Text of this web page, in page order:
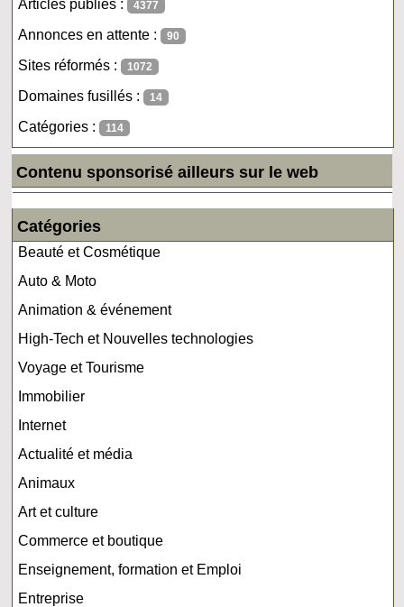
Articles publiés : 4377
Annonces en attente : 90
Sites réformés : 1072
Domaines fusillés : 14
Catégories : 114
Contenu sponsorisé ailleurs sur le web
Catégories
Beauté et Cosmétique
Auto & Moto
Animation & événement
High-Tech et Nouvelles technologies
Voyage et Tourisme
Immobilier
Internet
Actualité et média
Animaux
Art et culture
Commerce et boutique
Enseignement, formation et Emploi
Entreprise